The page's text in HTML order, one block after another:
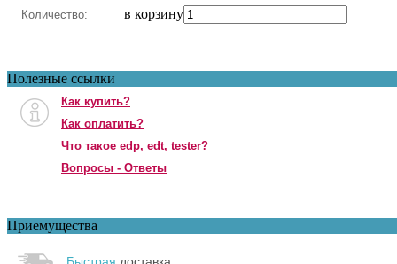
Количество: в корзину
Полезные ссылки
Как купить?
Как оплатить?
Что такое edp, edt, tester?
Вопросы - Ответы
Приемущества